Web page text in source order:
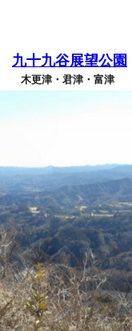
九十九谷展望公園
木更津・君津・富津